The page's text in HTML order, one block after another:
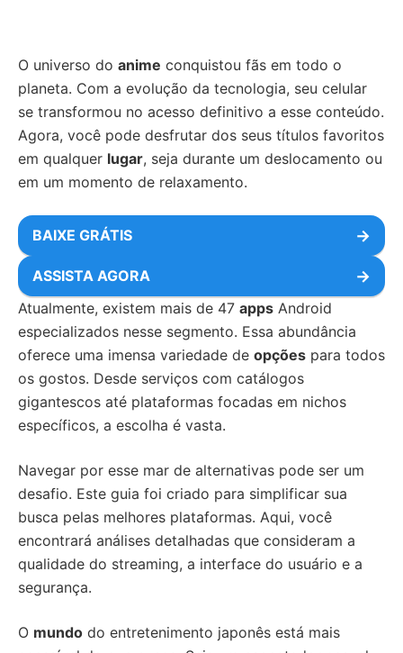
O universo do anime conquistou fãs em todo o
planeta. Com a evolução da tecnologia, seu celular
se transformou no acesso definitivo a esse conteúdo.
Agora, você pode desfrutar dos seus títulos favoritos
em qualquer lugar, seja durante um deslocamento ou
em um momento de relaxamento.
BAIXE GRÁTIS →
ASSISTA AGORA →
Atualmente, existem mais de 47 apps Android
especializados nesse segmento. Essa abundância
oferece uma imensa variedade de opções para todos
os gostos. Desde serviços com catálogos
gigantescos até plataformas focadas em nichos
específicos, a escolha é vasta.
Navegar por esse mar de alternativas pode ser um
desafio. Este guia foi criado para simplificar sua
busca pelas melhores plataformas. Aqui, você
encontrará análises detalhadas que consideram a
qualidade do streaming, a interface do usuário e a
segurança.
O mundo do entretenimento japonês está mais